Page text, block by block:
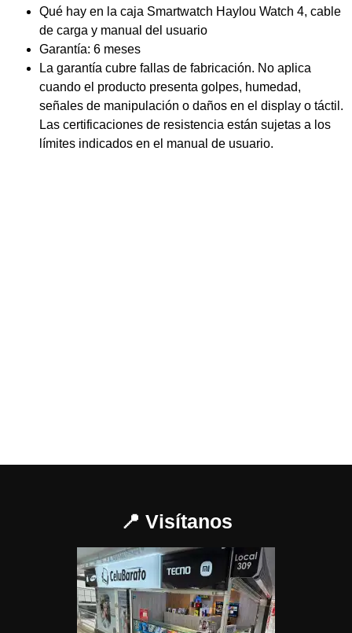
Qué hay en la caja Smartwatch Haylou Watch 4, cable
de carga y manual del usuario
Garantía: 6 meses
La garantía cubre fallas de fabricación. No aplica
cuando el producto presenta golpes, humedad,
señales de manipulación o daños en el display o táctil.
Las certificaciones de resistencia están sujetas a los
límites indicados en el manual de usuario.
📍 Visítanos